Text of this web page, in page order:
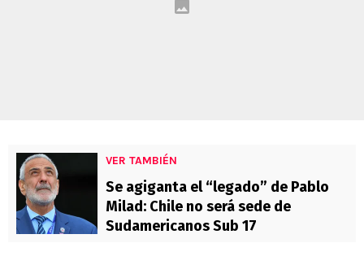
VER TAMBIÉN
Se agiganta el “legado” de Pablo
Milad: Chile no será sede de
Sudamericanos Sub 17